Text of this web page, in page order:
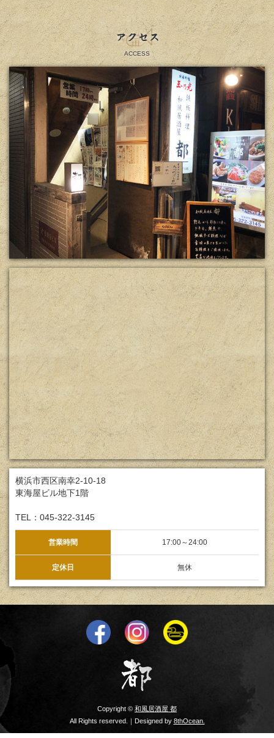
アクセス
ACCESS
横浜市西区南幸2-10-18
東海屋ビル地下1階
TEL：045-322-3145
営業時間 17:00～24:00
定休日 無休
Copyright © 和風居酒屋 都
All Rights reserved.｜Designed by 8thOcean.